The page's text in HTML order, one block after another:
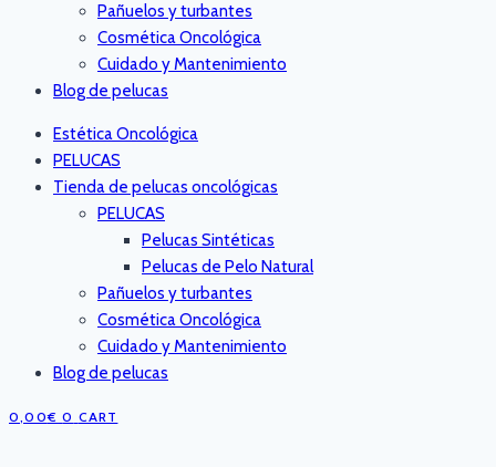
Pañuelos y turbantes
Cosmética Oncológica
Cuidado y Mantenimiento
Blog de pelucas
Estética Oncológica
PELUCAS
Tienda de pelucas oncológicas
PELUCAS
Pelucas Sintéticas
Pelucas de Pelo Natural
Pañuelos y turbantes
Cosmética Oncológica
Cuidado y Mantenimiento
Blog de pelucas
0,00€ 0 CART